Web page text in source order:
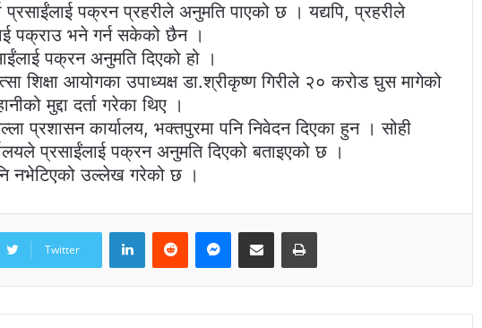
पक्रन प्रहरीले अनुमति पाएको छ । यद्यपि, प्रहरीले
पक्राउ भने गर्न सकेको छैन ।
पक्रन अनुमति दिएको हो ।
शिक्षा आयोगका उपाध्यक्ष डा.श्रीकृष्ण गिरीले २० करोड घुस मागेको
मुद्दा दर्ता गरेका थिए ।
प्रशासन कार्यालय, भक्तपुरमा पनि निवेदन दिएका हुन । सोही
प्रसाईंलाई पक्रन अनुमति दिएको बताइएको छ ।
नभेटिएको उल्लेख गरेको छ ।
Twitter
LinkedInReddit Messenger
Share via Email Print